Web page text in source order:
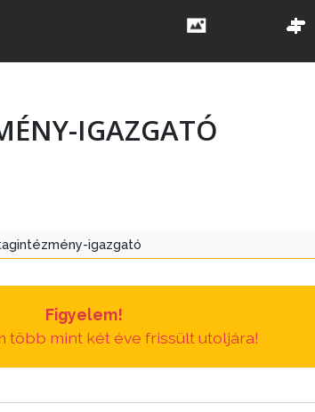
IGAZGATÓ
igazgató
Figyelem!
több mint két éve frissült utoljára!